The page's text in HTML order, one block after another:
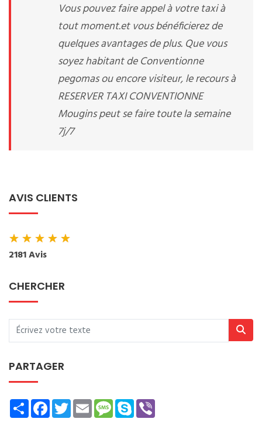
Vous pouvez faire appel à votre taxi à
tout moment.et vous bénéficierez de
quelques avantages de plus. Que vous
soyez habitant de Conventionne
pegomas ou encore visiteur, le recours à
RESERVER TAXI CONVENTIONNE
Mougins peut se faire toute la semaine
7j/7
AVIS CLIENTS
★★★★★
2181 Avis
CHERCHER
PARTAGER
ShareFacebookTwitterEmailMessage
Skype